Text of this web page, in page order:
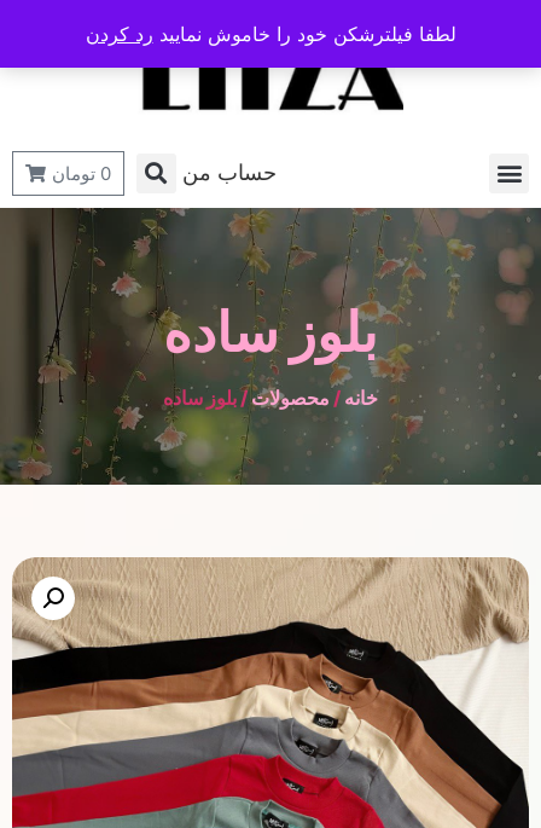
حساب من 0 تومان
بلوز ساده
خانه / محصولات/ بلوز ساده
لطفا فیلترشکن خود را خاموش نمایید رد کردن